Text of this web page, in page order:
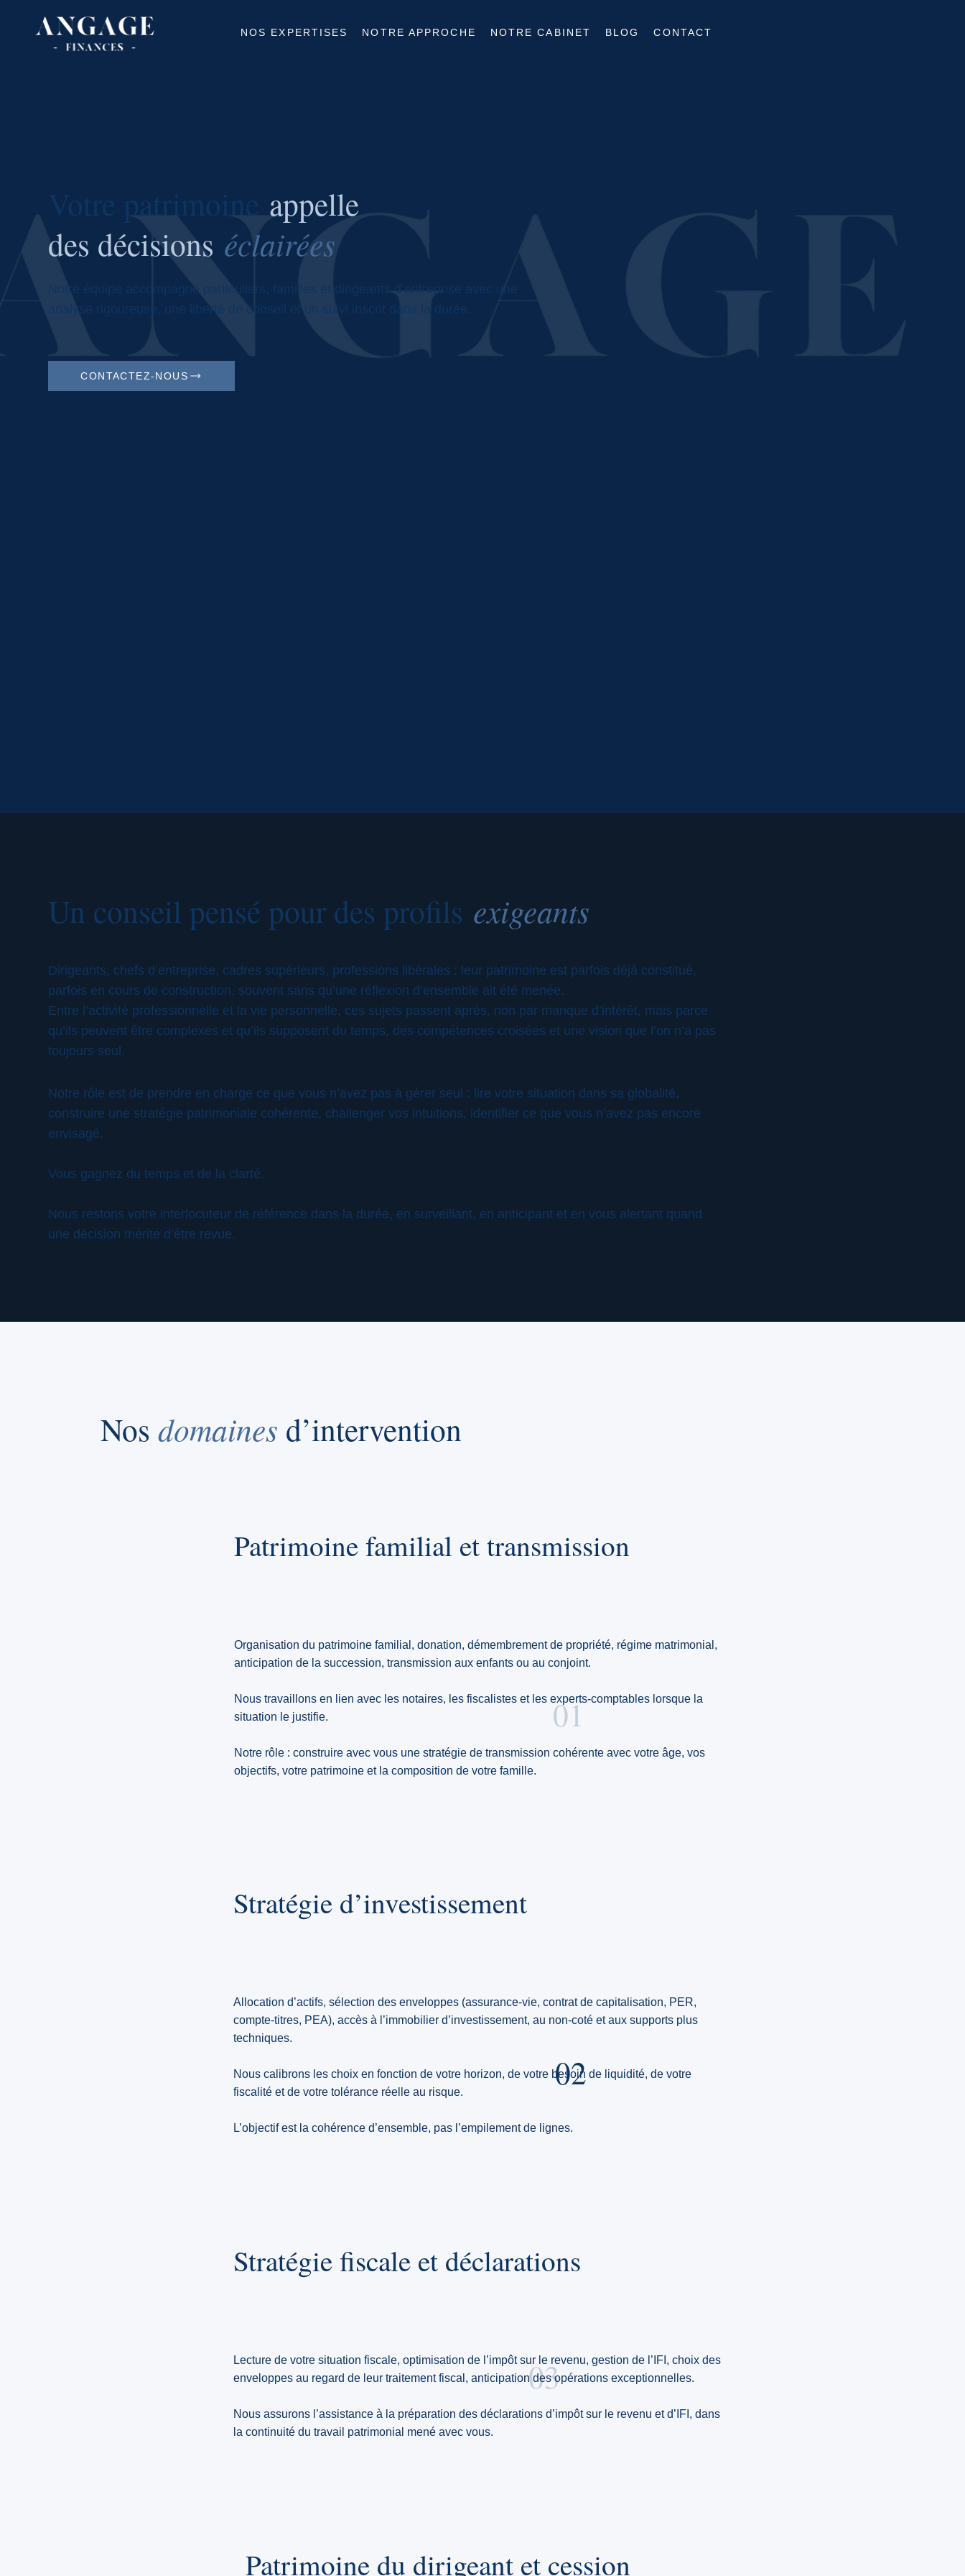
NOS EXPERTISES NOTRE APPROCHE NOTRE CABINET BLOG CONTACT
Votre patrimoine appelle
des décisions éclairées
Notre équipe accompagne particuliers, familles et dirigeants d’entreprise avec une
analyse rigoureuse, une liberté de conseil et un suivi inscrit dans la durée.
Un conseil pensé pour des profils exigeants
Dirigeants, chefs d’entreprise, cadres supérieurs, professions libérales : leur patrimoine est parfois déjà constitué,
parfois en cours de construction, souvent sans qu’une réflexion d’ensemble ait été menée.
Entre l’activité professionnelle et la vie personnelle, ces sujets passent après, non par manque d’intérêt, mais parce
qu’ils peuvent être complexes et qu’ils supposent du temps, des compétences croisées et une vision que l’on n’a pas
toujours seul.
Notre rôle est de prendre en charge ce que vous n’avez pas à gérer seul : lire votre situation dans sa globalité,
construire une stratégie patrimoniale cohérente, challenger vos intuitions, identifier ce que vous n’avez pas encore
envisagé.
Vous gagnez du temps et de la clarté.
Nous restons votre interlocuteur de référence dans la durée, en surveillant, en anticipant et en vous alertant quand
une décision mérite d’être revue.
Nosdomaines d’intervention
01
Patrimoine familial et transmission
Organisation du patrimoine familial, donation, démembrement de propriété, régime matrimonial,
anticipation de la succession, transmission aux enfants ou au conjoint.
Nous travaillons en lien avec les notaires, les fiscalistes et les experts-comptables lorsque la
situation le justifie.
Notre rôle : construire avec vous une stratégie de transmission cohérente avec votre âge, vos
objectifs, votre patrimoine et la composition de votre famille.
02
Stratégie d’investissement
Allocation d’actifs, sélection des enveloppes (assurance-vie, contrat de capitalisation, PER,
compte-titres, PEA), accès à l’immobilier d’investissement, au non-coté et aux supports plus
techniques.
Nous calibrons les choix en fonction de votre horizon, de votre besoin de liquidité, de votre
fiscalité et de votre tolérance réelle au risque.
L’objectif est la cohérence d’ensemble, pas l’empilement de lignes.
Stratégie fiscale et déclarations
Lecture de votre situation fiscale, optimisation de l’impôt sur le revenu, gestion de l’IFI, choix des
enveloppes au regard de leur traitement fiscal, anticipation des opérations exceptionnelles.
Nous assurons l’assistance à la préparation des déclarations d’impôt sur le revenu et d’IFI, dans
la continuité du travail patrimonial mené avec vous.
03
Patrimoine du dirigeant et cession